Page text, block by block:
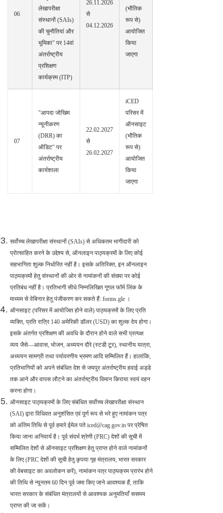
06
लेखापरीक्षा
संस्थानों (SAIs)
की चुनौतियां और
भूमिका" पर 14वां
अंतर्राष्ट्रीय
प्रशिक्षण
कार्यक्रम (ITP)
26.11.2026
से
04.12.2026
(भौतिक
रूप से)
आयोजित
किया
जाएगा
07
"आपदा जोखिम
न्यूनीकरण
(DRR) का
ऑडिट" पर
अंतर्राष्ट्रीय
कार्यशाला
22.02.2027
से
26.02.2027
iCED
परिसर में
ऑनसाइट
(भौतिक
रूप से)
आयोजित
किया
जाएगा
सर्वोच्च लेखापरीक्षा संस्थानों (SAIs) से अधिकतम भागीदारी को
प्रोत्साहित करने के उद्देश्य से, ऑनलाइन पाठ्यक्रमों के लिए कोई
सहभागिता शुल्क निर्धारित नहीं है। इसके अतिरिक्त, इन ऑनलाइन
पाठ्यक्रमों हेतु संस्थानों की ओर से नामांकनों की संख्या पर कोई
प्रतिबंध नहीं है। प्रतिभागी सीधे निम्नलिखित गूगल फॉर्म लिंक के
माध्यम से वेबिनार हेतु पंजीकरण कर सकते हैं: forms.gle ।
ऑनसाइट (परिसर में आयोजित होने वाले) पाठ्यक्रमों के लिए प्रति
व्यक्ति, प्रति रात्रि 140 अमेरिकी डॉलर (USD) का शुल्क देय होगा।
इसके अंतर्गत प्रशिक्षण की अवधि के दौरान होने वाले सभी प्रत्यक्ष
व्यय जैसे—आवास, भोजन, अध्ययन दौरे (स्टडी टूर), स्थानीय यात्रा,
अध्ययन सामग्री तथा पर्यावरणीय भ्रमण आदि सम्मिलित हैं। हालांकि,
प्रतिभागियों को अपने संबंधित देश से जयपुर अंतर्राष्ट्रीय हवाई अड्डे
तक आने और वापस लौटने का अंतर्राष्ट्रीय विमान किराया स्वयं वहन
करना होगा।
ऑनसाइट पाठ्यक्रमों के लिए संबंधित सर्वोच्च लेखापरीक्षा संस्थान
(SAI) द्वारा विधिवत अनुशंसित एवं पूर्ण रूप से भरे हुए नामांकन पत्र
को अंतिम तिथि से पूर्व हमारे ईमेल पते iced@cag.gov.in पर प्रेषित
किया जाना अनिवार्य है। पूर्व संदर्भ श्रेणी (PRC) देशों की सूची में
सम्मिलित देशों से ऑनसाइट प्रशिक्षण हेतु प्राप्त होने वाले नामांकनों
के लिए (PRC देशों की सूची हेतु कृपया गृह मंत्रालय, भारत सरकार
की वेबसाइट का अवलोकन करें), नामांकन पत्र पाठ्यक्रम प्रारंभ होने
की तिथि से न्यूनतम 60 दिन पूर्व जमा किए जाने आवश्यक हैं, ताकि
भारत सरकार के संबंधित मंत्रालयों से आवश्यक अनुमतियाँ ससमय
प्राप्त की जा सकें।